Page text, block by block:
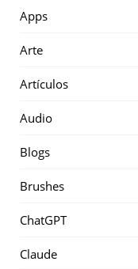
Apps
Arte
Artículos
Audio
Blogs
Brushes
ChatGPT
Claude